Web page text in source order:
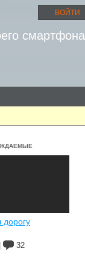
ВОЙТИ
смартфона
дорогу
32